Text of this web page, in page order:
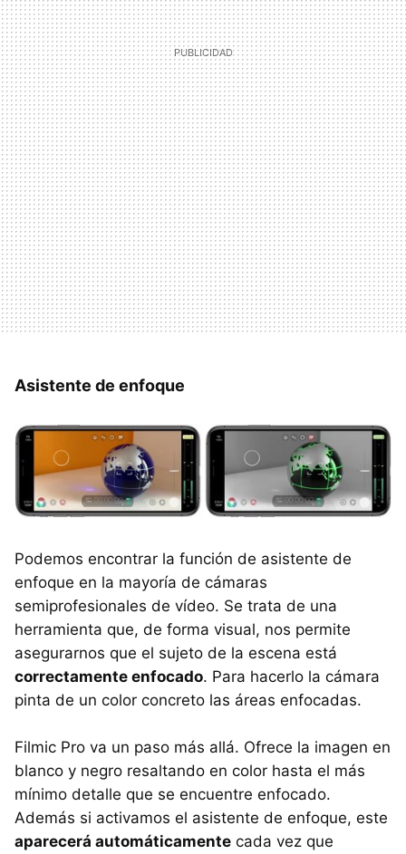
Asistente de enfoque
Podemos encontrar la función de asistente de
enfoque en la mayoría de cámaras
semiprofesionales de vídeo. Se trata de una
herramienta que, de forma visual, nos permite
asegurarnos que el sujeto de la escena está
correctamente enfocado. Para hacerlo la cámara
pinta de un color concreto las áreas enfocadas.
Filmic Pro va un paso más allá. Ofrece la imagen en
blanco y negro resaltando en color hasta el más
mínimo detalle que se encuentre enfocado.
Además si activamos el asistente de enfoque, este
aparecerá automáticamente cada vez que